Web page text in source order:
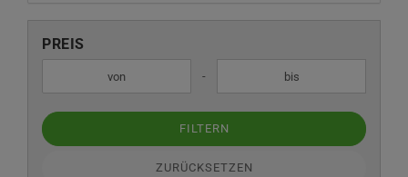
PREIS
PREIS
Preis bis
-
FILTERN
ZURÜCKSETZEN